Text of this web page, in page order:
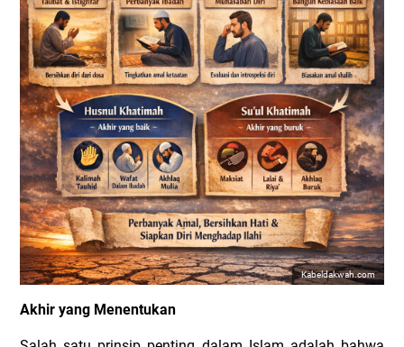
Kabeldakwah.com
Akhir yang Menentukan